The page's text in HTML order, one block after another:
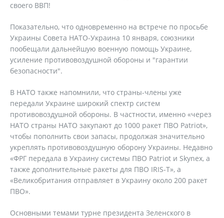
своего ВВП!
Показательно, что одновременно на встрече по просьбе
Украины Совета НАТО-Украина 10 января, союзники
пообещали дальнейшую военную помощь Украине,
усиление противовоздушной обороны и "гарантии
безопасности".
В НАТО также напомнили, что страны-члены уже
передали Украине широкий спектр систем
противовоздушной обороны. В частности, именно «через
НАТО страны НАТО закупают до 1000 ракет ПВО Patriot»,
чтобы пополнить свои запасы, продолжая значительно
укреплять противовоздушную оборону Украины. Недавно
«ФРГ передала в Украину системы ПВО Patriot и Skynex, а
также дополнительные ракеты для ПВО IRIS-T», а
«Великобритания отправляет в Украину около 200 ракет
ПВО».
Основными темами турне президента Зеленского в